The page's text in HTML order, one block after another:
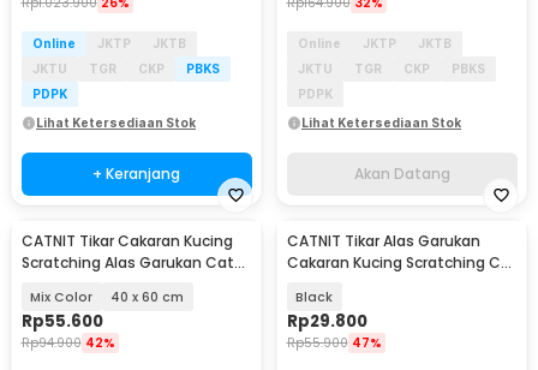
Online JKTP
JKTB
JKTU
TGR CKP
PBKS
PDPK
Lihat Ketersediaan Stok
+ Keranjang
Online JKTP
JKTB
JKTU
TGR CKP
PBKS
PDPK
Lihat Ketersediaan Stok
Akan Datang
CATNIT Tikar Cakaran Kucing
Scratching Alas Garukan Cat
Mix Color 40 x 60 cm
Rp55.600
Rp94.900 42%
CATNIT Tikar Alas Garukan
Cakaran Kucing Scratching Cat
Black
Rp29.800
Rp55.900 47%